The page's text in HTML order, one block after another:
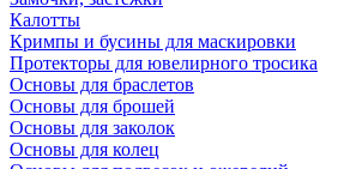
Калотты
Кримпы и бусины для маскировки
Протекторы для ювелирного тросика
Основы для браслетов
Основы для брошей
Основы для заколок
Основы для колец